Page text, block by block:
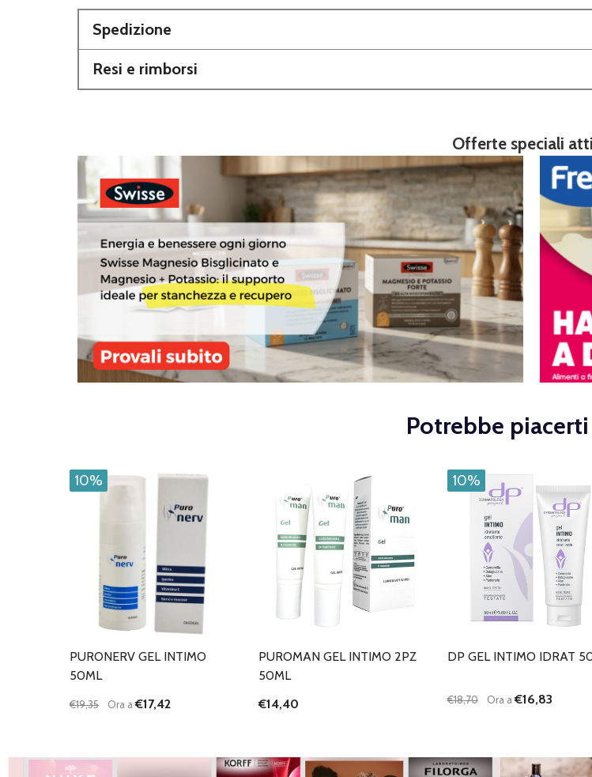
Spedizione
Resi e rimborsi
Offerte speciali
Potrebbe
10%
PURONERV GEL INTIMO
50ML
€19,35 Ora a€17,42
PUROMAN GEL INTIMO 2PZ
50ML
€14,40
10%
DP GEL INTIMO IDRAT
€18,70 Ora a€16,83